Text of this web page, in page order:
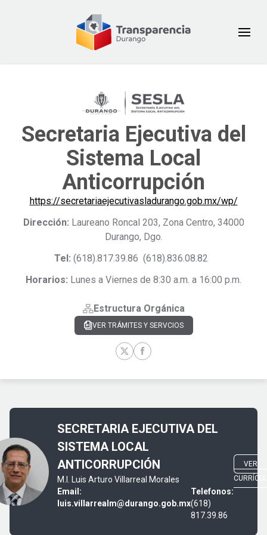
Secretaria Ejecutiva del
Sistema Local
Anticorrupción
https://secretariaejecutivasladurango.gob.mx/wp/
Dirección: Laureano Roncal 203, Zona Centro, 34000
Durango, Dgo.
Tel: (618).817.39.86 (618).836.08.82
Horarios: Lunes a Viernes de 8:30 a.m. a 16:00 p.m.
Estructura Orgánica
VER TRÁMITES Y SERVCIOS
SECRETARIA EJECUTIVA DEL
SISTEMA LOCAL
ANTICORRUPCIÓN
M.I. Luis Arturo Villarreal Morales
Email:
luis.villarrealm@durango.gob.mx
Telefonos:
(618)
817.39.86
VER